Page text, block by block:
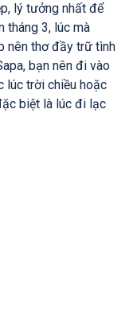
lý tưởng nhất để
tháng 3, lúc mà
nên thơ đầy trữ tình
bạn nên đi vào
lúc trời chiều hoặc
biệt là lúc đi lạc